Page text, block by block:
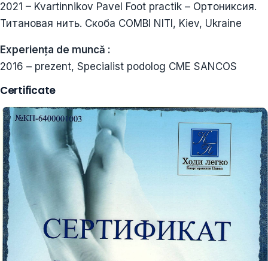
2021 – Kvartinnikov Pavel Foot practik – Ортониксия.
Титановая нить. Скоба COMBI NITI, Kiev, Ukraine
Experiența de muncă :
2016 – prezent, Specialist podolog CME SANCOS
Certificate